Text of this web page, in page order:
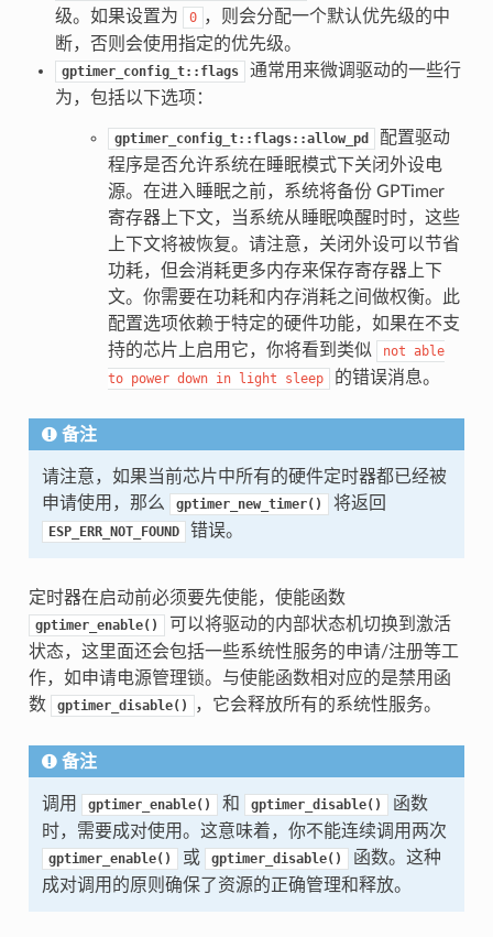
级。如果设置为
0 ，则会分配一个默认优先级的中
断，否则会使用指定的优先级。
gptimer_config_t::flags
通常用来微调驱动的一些行
为，包括以下选项：
gptimer_config_t::flags::allow_pd
配置驱动
程序是否允许系统在睡眠模式下关闭外设电
源。在进入睡眠之前，系统将备份 GPTimer
寄存器上下文，当系统从睡眠唤醒时时，这些
上下文将被恢复。请注意，关闭外设可以节省
功耗，但会消耗更多内存来保存寄存器上下
文。你需要在功耗和内存消耗之间做权衡。此
配置选项依赖于特定的硬件功能，如果在不支
持的芯片上启用它，你将看到类似
not able
to power down in light sleep 的错误消息。
备注
请注意，如果当前芯片中所有的硬件定时器都已经被
申请使用，那么
gptimer_new_timer() 将返回
ESP_ERR_NOT_FOUND 错误。
定时器在启动前必须要先使能，使能函数
gptimer_enable()
可以将驱动的内部状态机切换到激活
状态，这里面还会包括一些系统性服务的申请/注册等工
作，如申请电源管理锁。与使能函数相对应的是禁用函
数
gptimer_disable() ，它会释放所有的系统性服务。
备注
调用 gptimer_enable() 和 gptimer_disable()
函数
时，需要成对使用。这意味着，你不能连续调用两次
gptimer_enable() 或 gptimer_disable()
函数。这种
成对调用的原则确保了资源的正确管理和释放。